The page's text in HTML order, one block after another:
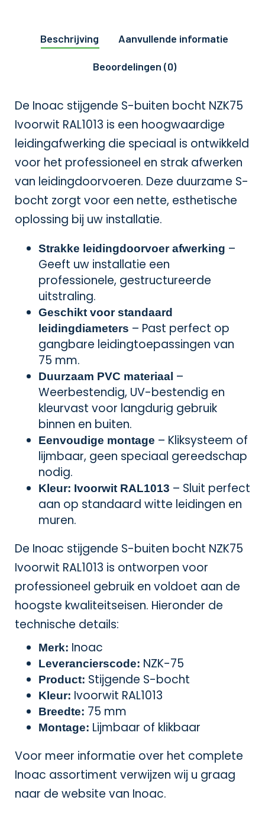
Beschrijving Aanvullende informatie
Beoordelingen (0)
De Inoac stijgende S-buiten bocht NZK75
Ivoorwit RAL1013 is een hoogwaardige
leidingafwerking die speciaal is ontwikkeld
voor het professioneel en strak afwerken
van leidingdoorvoeren. Deze duurzame S-
bocht zorgt voor een nette, esthetische
oplossing bij uw installatie.
Strakke leidingdoorvoer afwerking –
Geeft uw installatie een
professionele, gestructureerde
uitstraling.
Geschikt voor standaard
leidingdiameters – Past perfect op
gangbare leidingtoepassingen van
75 mm.
Duurzaam PVC materiaal –
Weerbestendig, UV-bestendig en
kleurvast voor langdurig gebruik
binnen en buiten.
Eenvoudige montage – Kliksysteem of
lijmbaar, geen speciaal gereedschap
nodig.
Kleur: Ivoorwit RAL1013 – Sluit perfect
aan op standaard witte leidingen en
muren.
De Inoac stijgende S-buiten bocht NZK75
Ivoorwit RAL1013 is ontworpen voor
professioneel gebruik en voldoet aan de
hoogste kwaliteitseisen. Hieronder de
technische details:
Merk: Inoac
Leverancierscode: NZK-75
Product: Stijgende S-bocht
Kleur: Ivoorwit RAL1013
Breedte: 75 mm
Montage: Lijmbaar of klikbaar
Voor meer informatie over het complete
Inoac assortiment verwijzen wij u graag
naar de website van Inoac.